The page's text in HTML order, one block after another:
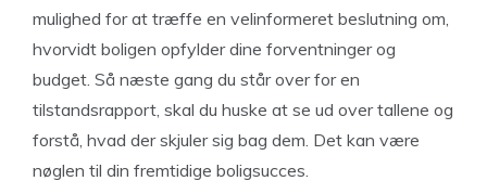
mulighed for at træffe en velinformeret beslutning om,
hvorvidt boligen opfylder dine forventninger og
budget. Så næste gang du står over for en
tilstandsrapport, skal du huske at se ud over tallene og
forstå, hvad der skjuler sig bag dem. Det kan være
nøglen til din fremtidige boligsucces.